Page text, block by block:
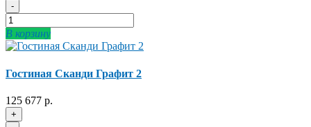
-
В корзину
Гостиная Сканди Графит 2
125 677 р.
+